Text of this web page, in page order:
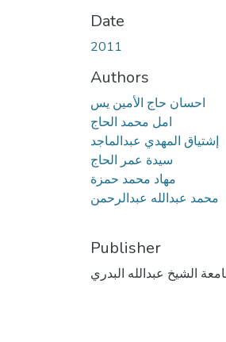
Date
2011
Authors
احسان حاج الأمين يس
امل محمد الحاج
إشتياق المهدي عبدالماجد
سيدة عمر الحاج
مهاد محمد حمزة
محمد عبدالله عبدالرحمن
Publisher
الشيخ عبدالله البدري